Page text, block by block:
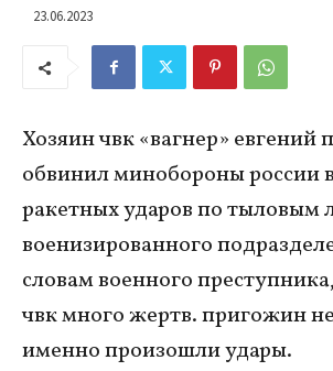
23.06.2023
Хозяин чвк «вагнер» евгений
обвинил минобороны россии
ракетных ударов по тыловым
военизированного
словам военного
чвк много жертв. пригожин
именно произошли удары.